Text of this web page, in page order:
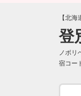
【北
登
ノボリ
宿コー